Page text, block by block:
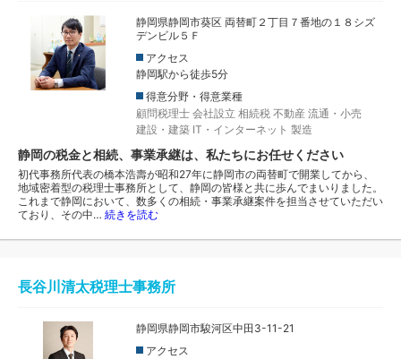
静岡県静岡市葵区 両替町２丁目７番地の１８シズ
デンビル５Ｆ
アクセス
静岡駅から徒歩5分
得意分野・得意業種
顧問税理士 会社設立 相続税 不動産 流通・小売
建設・建築 IT・インターネット 製造
静岡の税金と相続、事業承継は、私たちにお任せください
初代事務所代表の橋本浩壽が昭和27年に静岡市の両替町で開業してから、
地域密着型の税理士事務所として、静岡の皆様と共に歩んでまいりました。
これまで静岡において、数多くの相続・事業承継案件を担当させていただい
ており、その中… 続きを読む
長谷川清太税理士事務所
静岡県静岡市駿河区中田3-11-21
アクセス